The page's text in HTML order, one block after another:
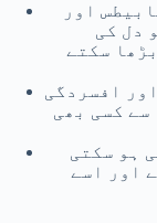
اور
دل کی
سکتے
افسردگی
سے کسی بھی
ہو سکتی
اور اسے